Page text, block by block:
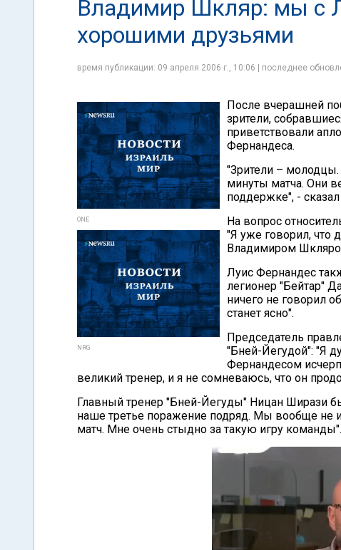
Владимир Шкляр: мы с
хорошими друзьями
время публикации: 09 апреля 2006 г., 10:06 | последнее
ONE
NRG
После вчерашней
зрители,
приветствовали
Фернандеса.
"Зрители –
минуты матча. Они
поддержке", -
На вопрос
"Я уже говорил, что
Владимиром
Луис Фернандес
легионер "Бейтар"
ничего не говорил
станет ясно".
Председатель
"Бней-Йегудой": "Я
Фернандесом
великий тренер, и я не сомневаюсь, что он
Главный тренер "Бней-Йегуды" Ницан Ширази
наше третье поражение подряд. Мы вообще не
матч. Мне очень стыдно за такую игру команды".